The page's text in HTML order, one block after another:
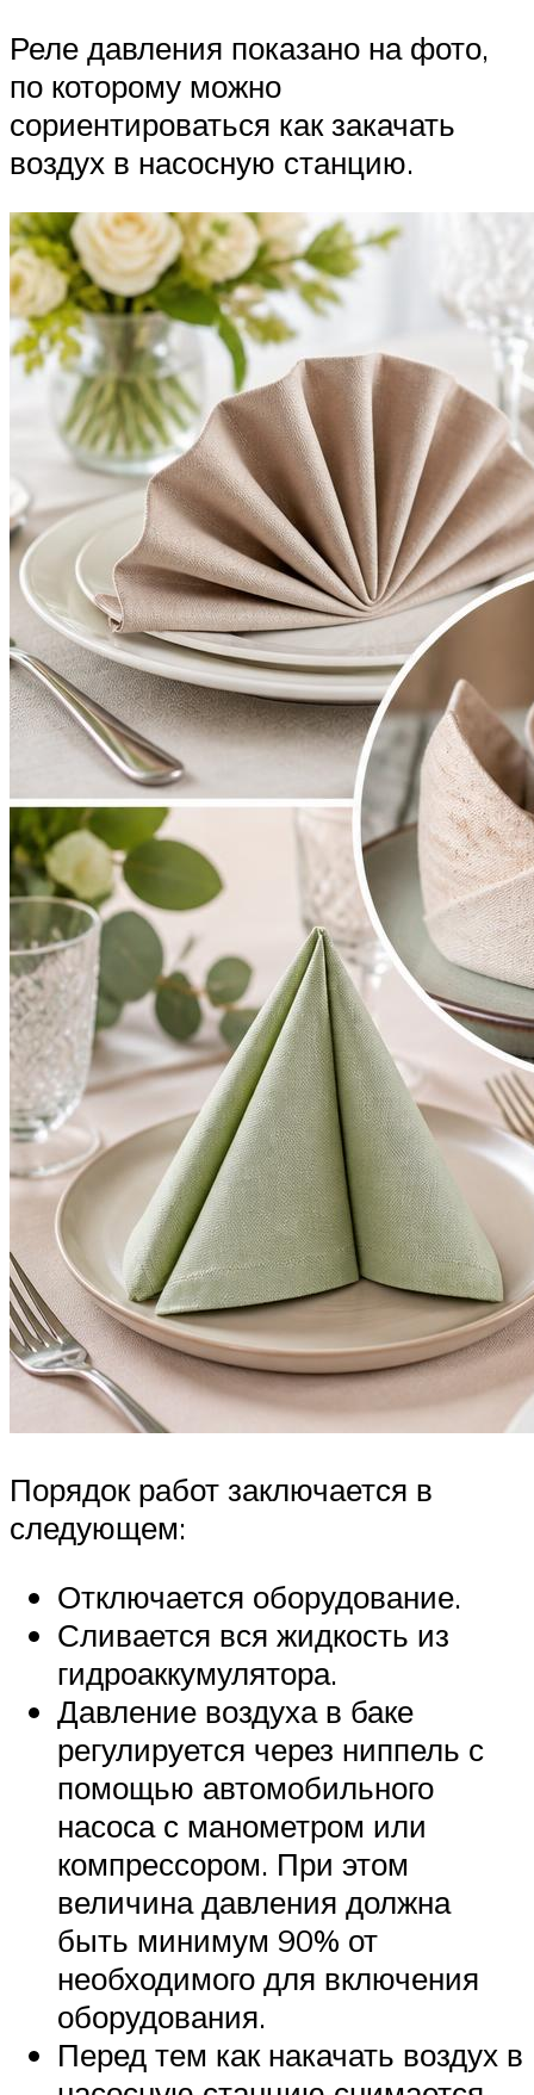
Реле давления показано на фото,
по которому можно
сориентироваться как закачать
воздух в насосную станцию.
Порядок работ заключается в
следующем:
Отключается оборудование.
Сливается вся жидкость из
гидроаккумулятора.
Давление воздуха в баке
регулируется через ниппель с
помощью автомобильного
насоса с манометром или
компрессором. При этом
величина давления должна
быть минимум 90% от
необходимого для включения
оборудования.
Перед тем как накачать воздух в